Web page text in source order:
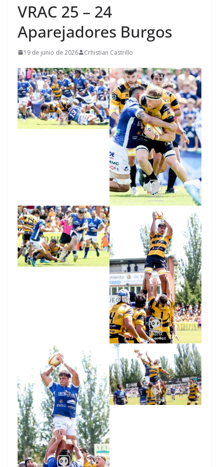
VRAC 25 – 24
Aparejadores Burgos
19 de junio de 2026 Crhistian Castrillo